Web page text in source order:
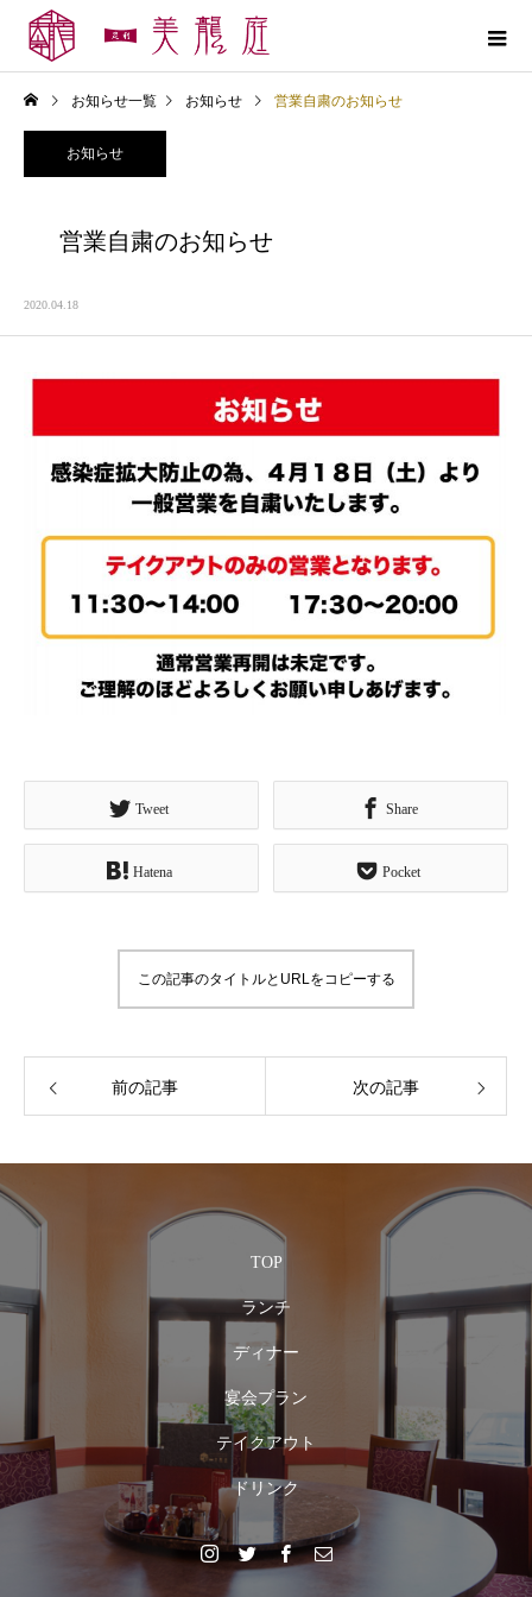
お知らせ一覧 お知らせ 営業自粛のお知らせ
お知らせ
営業自粛のお知らせ
2020.04.18
Tweet Share
Hatena Pocket
この記事のタイトルとURLをコピーする
前の記事 次の記事
TOP
ランチ
ディナー
宴会プラン
テイクアウト
ドリンク